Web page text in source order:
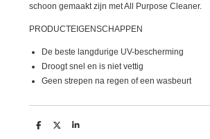
schoon gemaakt zijn met All Purpose Cleaner.
PRODUCTEIGENSCHAPPEN
De beste langdurige UV-bescherming
Droogt snel en is niet vettig
Geen strepen na regen of een wasbeurt
D
D
S